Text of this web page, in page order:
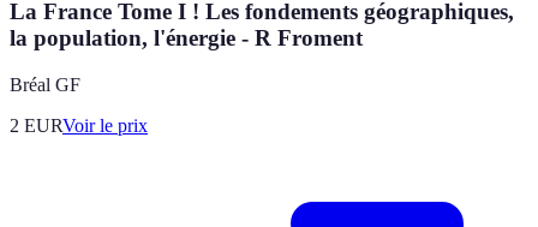
La France Tome I ! Les fondements géographiques,
la population, l'énergie - R Froment
Bréal GF
2 EURVoir le prix